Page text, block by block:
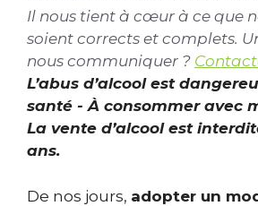
Il nous tient à cœur à ce que
soient corrects et complets.
nous communiquer ?
L’abus d’alcool est
santé - À consommer avec
La vente d’alcool est
ans.
De nos jours, adopter un